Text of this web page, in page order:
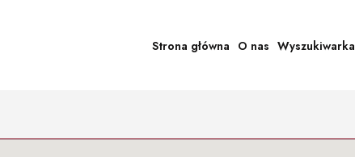
Strona główna O nas Wyszukiwarka